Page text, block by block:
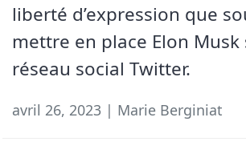
liberté d’expression que
mettre en place Elon Musk
réseau social Twitter.
avril 26, 2023 | Marie Berginiat